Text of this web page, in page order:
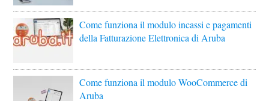
Come funziona il modulo incassi e pagamenti
della Fatturazione Elettronica di Aruba
Come funziona il modulo WooCommerce di
Aruba